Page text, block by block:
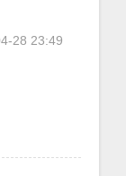
28 23:49